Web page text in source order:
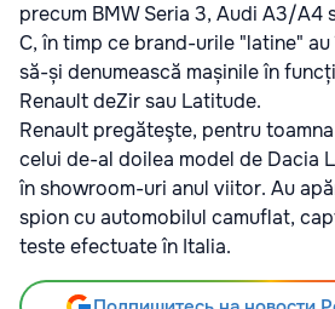
precum BMW Seria 3, Audi A3/A4
C, în timp ce brand-urile "latine"
să-și denumească mașinile în
Renault deZir sau Latitude.
Renault pregăteşte, pentru
celui de-al doilea model de Dacia
în showroom-uri anul viitor. Au
spion cu automobilul camuflat,
teste efectuate în Italia.